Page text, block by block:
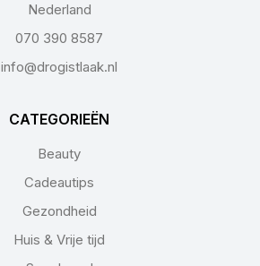
Nederland
070 390 8587
info@drogistlaak.nl
CATEGORIEËN
Beauty
Cadeautips
Gezondheid
Huis & Vrije tijd